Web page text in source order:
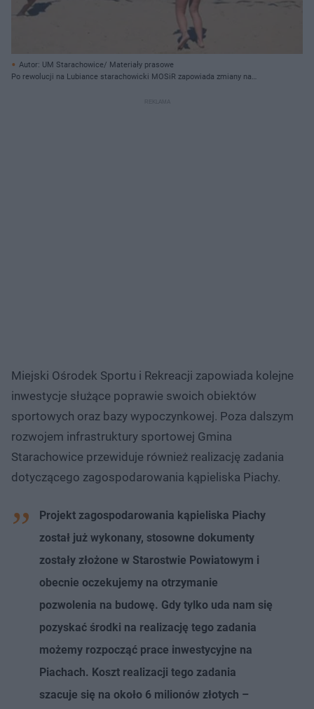
Autor: UM Starachowice/ Materiały prasowe
Po rewolucji na Lubiance starachowicki MOSiR zapowiada zmiany na
Miejski Ośrodek Sportu i Rekreacji zapowiada kolejne
inwestycje służące poprawie swoich obiektów
sportowych oraz bazy wypoczynkowej. Poza dalszym
rozwojem infrastruktury sportowej Gmina
Starachowice przewiduje również realizację zadania
dotyczącego zagospodarowania kąpieliska Piachy.
Projekt zagospodarowania kąpieliska Piachy
został już wykonany, stosowne dokumenty
zostały złożone w Starostwie Powiatowym i
obecnie oczekujemy na otrzymanie
pozwolenia na budowę. Gdy tylko uda nam się
pozyskać środki na realizację tego zadania
możemy rozpocząć prace inwestycyjne na
Piachach. Koszt realizacji tego zadania
szacuje się na około 6 milionów złotych –